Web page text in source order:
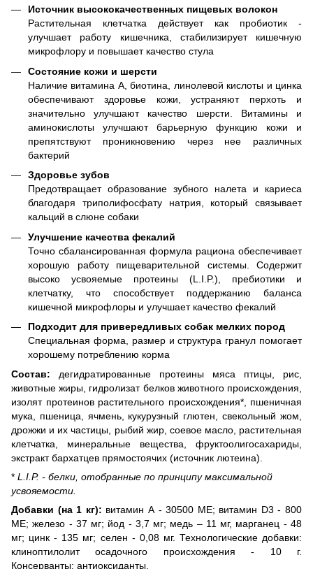
Источник высококачественных пищевых волокон
Растительная клетчатка действует как пробиотик -
улучшает работу кишечника, стабилизирует кишечную
микрофлору и повышает качество стула
Состояние кожи и шерсти
Наличие витамина А, биотина, линолевой кислоты и цинка
обеспечивают здоровье кожи, устраняют перхоть и
значительно улучшают качество шерсти. Витамины и
аминокислоты улучшают барьерную функцию кожи и
препятствуют проникновению через нее различных
бактерий
Здоровье зубов
Предотвращает образование зубного налета и кариеса
благодаря триполифосфату натрия, который связывает
кальций в слюне собаки
Улучшение качества фекалий
Точно сбалансированная формула рациона обеспечивает
хорошую работу пищеварительной системы.
Содержит
высоко усвояемые протеины (L.I.P.), пребиотики и
клетчатку, что способствует поддержанию баланса
кишечной микрофлоры и улучшает качество фекалий
Подходит для привередливых собак мелких пород
Специальная форма, размер и структура гранул помогает
хорошему потреблению корма
Состав: дегидратированные протеины мяса птицы, рис,
животные жиры, гидролизат белков животного происхождения,
изолят протеинов растительного происхождения*, пшеничная
мука, пшеница, ячмень, кукурузный глютен, свекольный жом,
дрожжи и их частицы, рыбий жир, соевое масло, растительная
клетчатка, минеральные вещества, фруктоолигосахариды,
экстракт бархатцев прямостоячих (источник лютеина).
* L.I.P. - белки, отобранные по принципу максимальной
усвояемости.
Добавки (на 1 кг): витамин А - 30500 ME; витамин D3 - 800
ME; железо - 37 мг; йод - 3,7 мг; медь – 11 мг, марганец - 48
мг; цинк - 135 мг; селен - 0,08 мг. Технологические добавки:
клиноптилолит осадочного происхождения - 10 г.
Консерванты: антиоксиданты.